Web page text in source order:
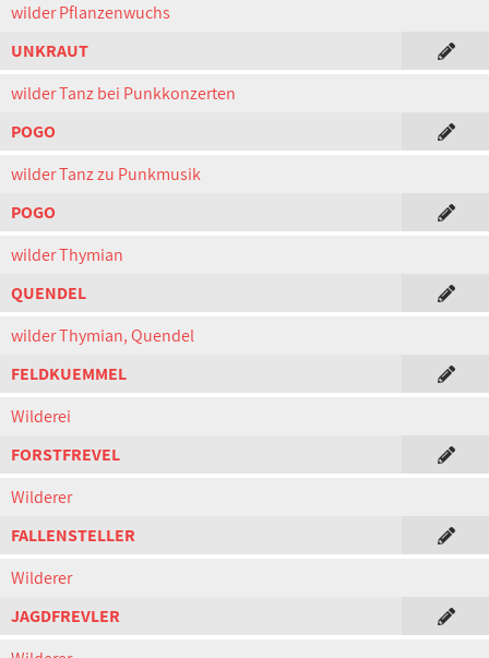
wilder Pflanzenwuchs
UNKRAUT
wilder Tanz bei Punkkonzerten
POGO
wilder Tanz zu Punkmusik
POGO
wilder Thymian
QUENDEL
wilder Thymian, Quendel
FELDKUEMMEL
Wilderei
FORSTFREVEL
Wilderer
FALLENSTELLER
Wilderer
JAGDFREVLER